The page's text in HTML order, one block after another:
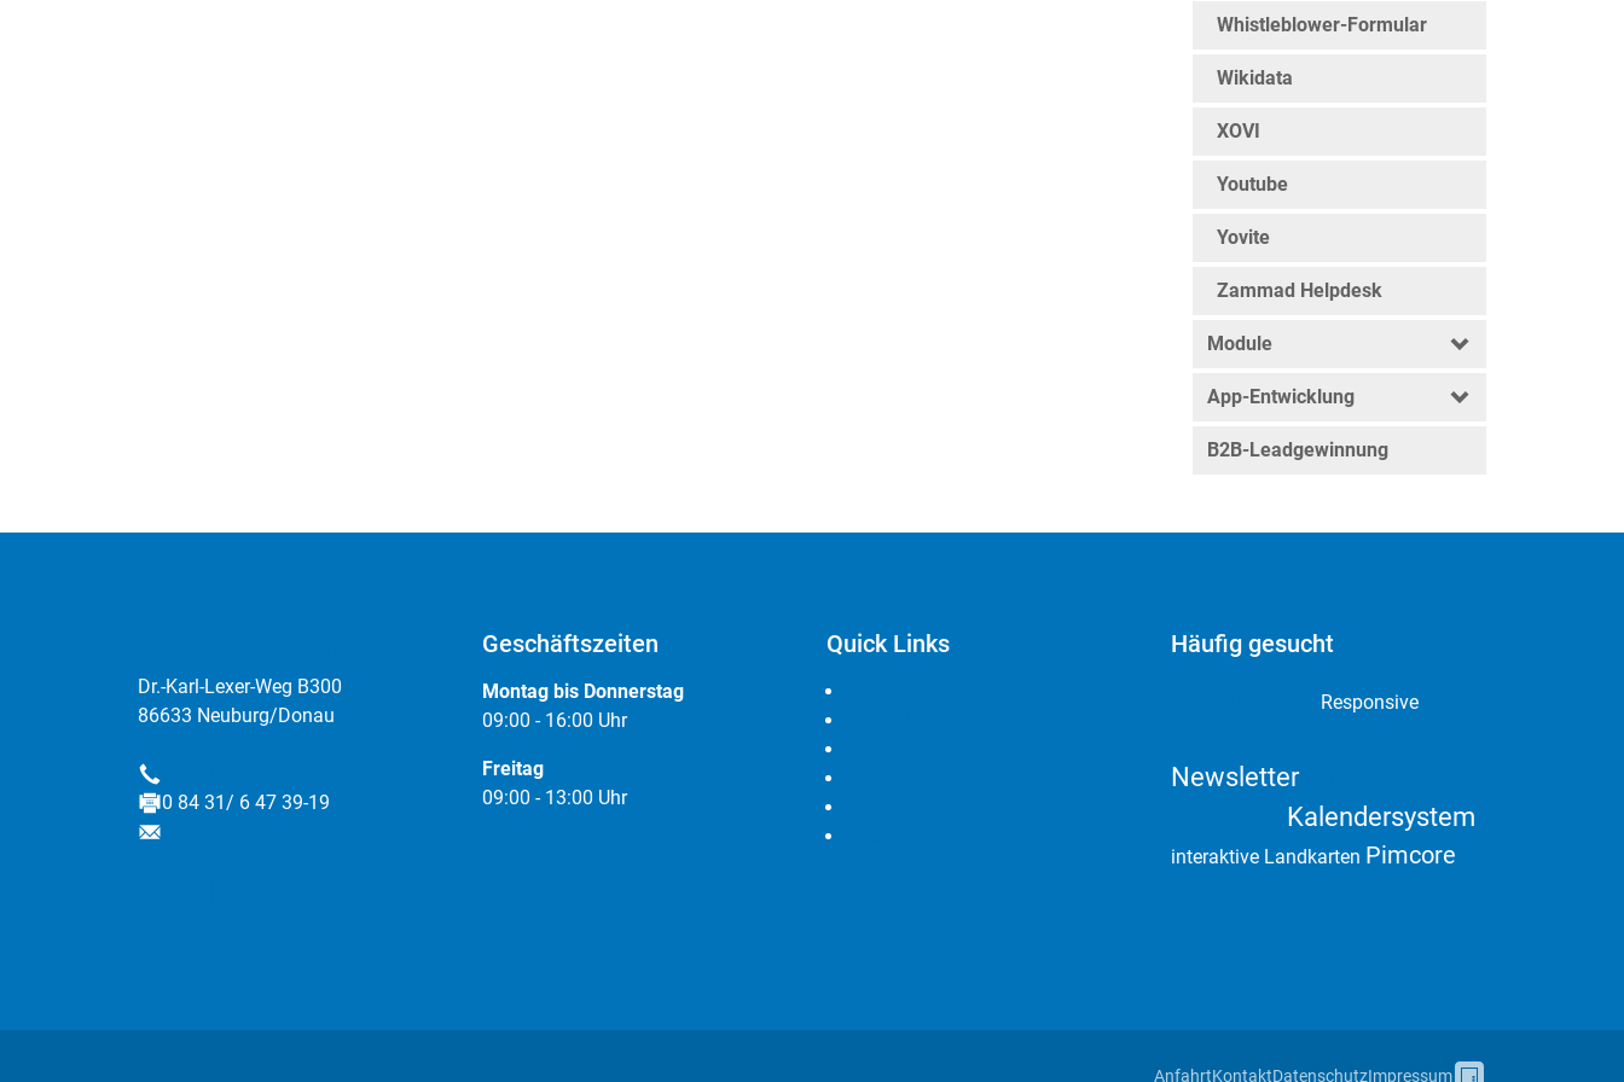
Whistleblower-Formular
Wikidata
XOVI
Youtube
Yovite
Zammad Helpdesk
Module
App-Entwicklung
B2B-Leadgewinnung
Dr.-Karl-Lexer-Weg B300
86633 Neuburg/Donau
Telefon
Fax
0 84 31/ 6 47 39-19
E-Mail
Geschäftszeiten
Montag bis Donnerstag
09:00 - 16:00 Uhr
Freitag
09:00 - 13:00 Uhr
Quick Links Häufig gesucht
Responsive
Newsletter
Kalendersystem
interaktive Landkarten Pimcore
AnfahrtKontaktDatenschutzImpressum